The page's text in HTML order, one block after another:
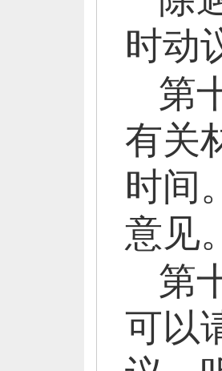
时动
第
有关
时间
意见
第
可以